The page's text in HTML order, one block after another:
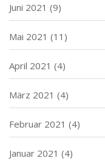
Juni 2021 (9)
Mai 2021 (11)
April 2021 (4)
März 2021 (4)
Februar 2021 (4)
Januar 2021 (4)